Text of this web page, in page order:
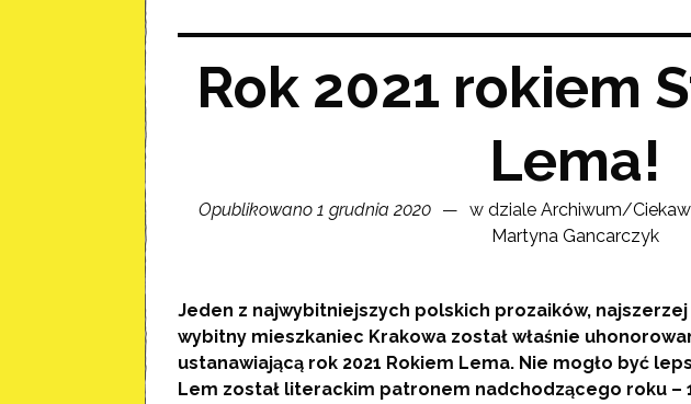
Rok 2021 rokiem
Lema!
Opublikowano 1 grudnia 2020 w dzialeArchiwum/
Martyna Gancarczyk
Jeden z najwybitniejszych polskich prozaików,
wybitny mieszkaniec Krakowa został właśnie
ustanawiającą rok 2021 Rokiem Lema. Nie mogło być
Lem został literackim patronem nadchodzącego roku –